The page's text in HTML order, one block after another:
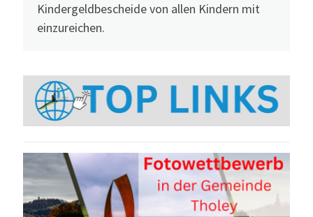
Kindergeldbescheide von allen Kindern mit
einzureichen.